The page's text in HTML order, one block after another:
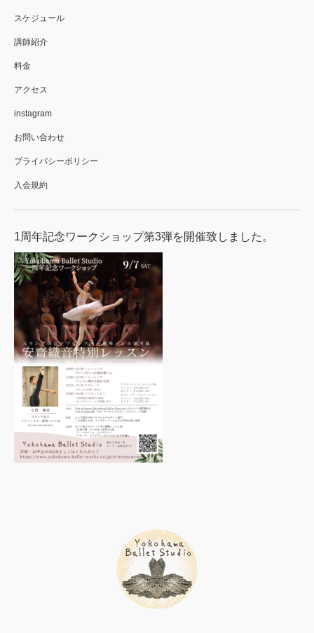
スケジュール
講師紹介
料金
アクセス
instagram
お問い合わせ
プライバシーポリシー
入会規約
1周年記念ワークショップ第3弾を開催致しました。